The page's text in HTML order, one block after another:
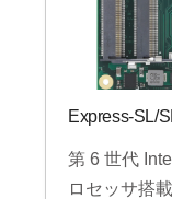
Express-SL/
第 6 世代
ロセッサ搭